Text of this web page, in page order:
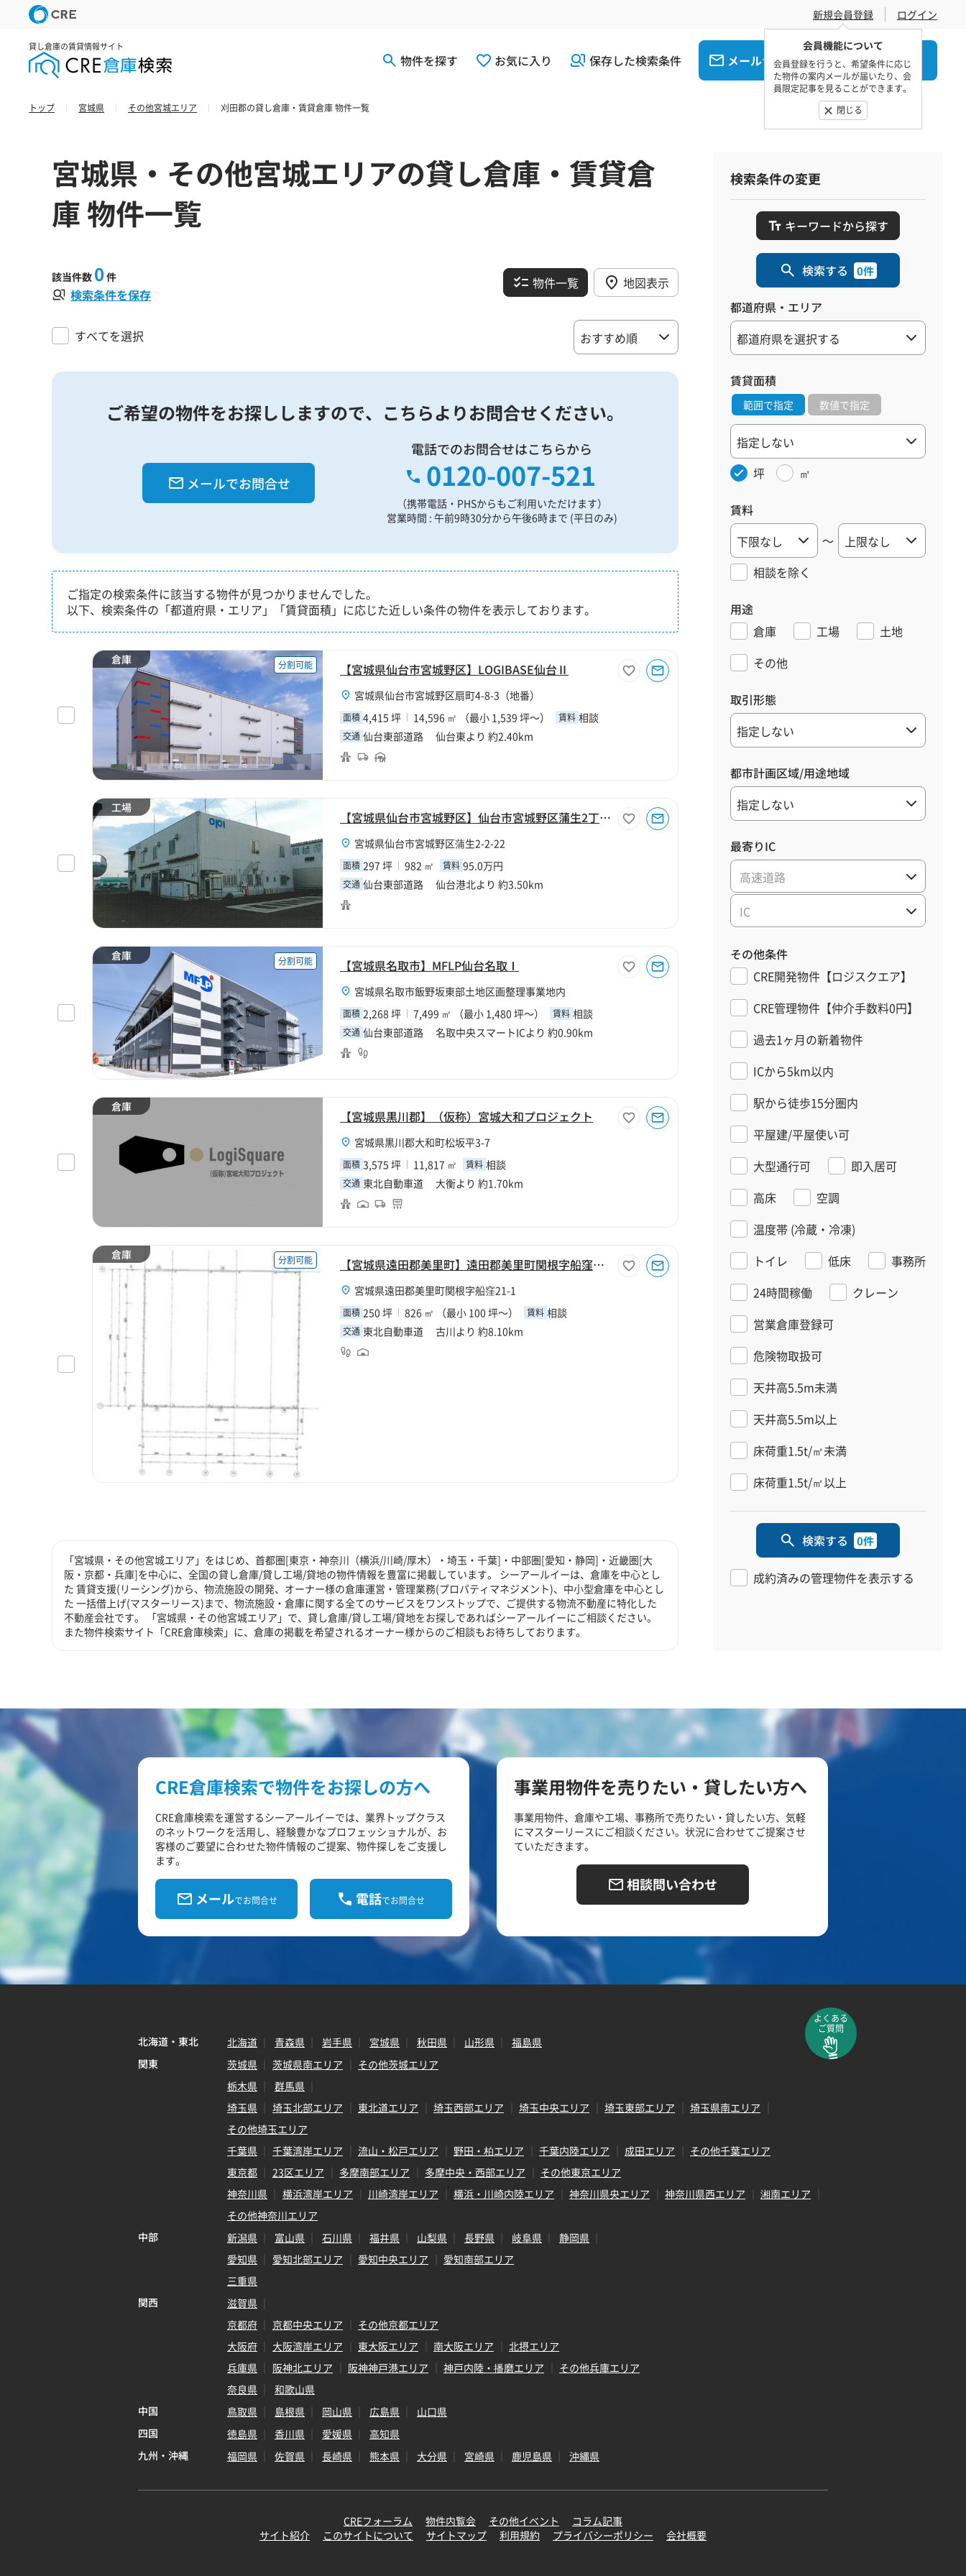
新規会員登録
会員機能について
会員登録を行うと、希望条件に応じ
た物件の案内メールが届いたり、会
員限定記事を見ることができます。
閉じる
ログイン
貸し倉庫の賃貸情報サイト
物件を探す お気に入り 保存した検索条件 メールでお問合せ 電話でお問合せ
トップ 宮城県 その他宮城エリア 刈田郡の貸し倉庫・賃貸倉庫 物件一覧
宮城県・その他宮城エリアの貸し倉庫・賃貸倉
庫 物件一覧
該当件数 0 件
検索条件を保存
物件一覧 地図表示
すべてを選択
ご希望の物件をお探ししますので、 こちらよりお問合せください。
メールでお問合せ
電話でのお問合せはこちらから
0120-007-521
（携帯電話・PHSからもご利用いただけます）
営業時間 : 午前9時30分から午後6時まで (平日のみ)
ご指定の検索条件に該当する物件が見つかりませんでした。
以下、検索条件の「都道府県・エリア」「賃貸面積」に応じた近しい条件の物件を表示しております。
倉庫 分割可能 【宮城県仙台市宮城野区】LOGIBASE仙台Ⅱ
宮城県仙台市宮城野区扇町4-8-3（地番）
面積 4,415 坪 14,596 ㎡ （最小 1,539 坪～） 賃料 相談
交通 仙台東部道路 仙台東より 約2.40km
工場
【宮城県仙台市宮城野区】仙台市宮城野区蒲生2丁目297坪工場
宮城県仙台市宮城野区蒲生2-2-22
面積 297 坪 982 ㎡ 賃料 95.0万円
交通 仙台東部道路 仙台港北より 約3.50km
倉庫 分割可能 【宮城県名取市】MFLP仙台名取Ⅰ
宮城県名取市飯野坂東部土地区画整理事業地内
面積 2,268 坪 7,499 ㎡ （最小 1,480 坪～） 賃料 相談
交通 仙台東部道路 名取中央スマートICより 約0.90km
倉庫
【宮城県黒川郡】（仮称）宮城大和プロジェクト
宮城県黒川郡大和町松坂平3-7
面積 3,575 坪 11,817 ㎡ 賃料 相談
交通 東北自動車道 大衡より 約1.70km
倉庫 分割可能 【宮城県遠田郡美里町】遠田郡美里町関根字船窪倉庫【寄託】
宮城県遠田郡美里町関根字船窪21-1
面積 250 坪 826 ㎡ （最小 100 坪～） 賃料 相談
交通 東北自動車道 古川より 約8.10km
「宮城県・その他宮城エリア」をはじめ、首都圏[東京・神奈川（横浜/川崎/厚木）・埼玉・千葉]・中部圏[愛知・静岡]・近畿圏[大
阪・京都・兵庫]を中心に、全国の貸し倉庫/貸し工場/貸地の物件情報を豊富に掲載しています。 シーアールイーは、倉庫を中心とし
た 賃貸支援(リーシング)から、物流施設の開発、オーナー様の倉庫運営・管理業務(プロパティマネジメント)、中小型倉庫を中心とし
た 一括借上げ(マスターリース)まで、物流施設・倉庫に関する全てのサービスをワンストップで、ご提供する物流不動産に特化した
不動産会社です。 「宮城県・その他宮城エリア」で、貸し倉庫/貸し工場/貸地をお探しであればシーアールイーにご相談ください。
また物件検索サイト「CRE倉庫検索」に、倉庫の掲載を希望されるオーナー様からのご相談もお待ちしております。
検索条件の変更
キーワードから探す
検索する 0件
都道府県・エリア
賃貸面積
範囲で指定 数値で指定
坪 ㎡
賃料
～
相談を除く
用途
倉庫
工場
土地
その他
取引形態
都市計画区域/用途地域
最寄りIC
高速道路
IC
その他条件
CRE開発物件【ロジスクエア】
CRE管理物件【仲介手数料0円】
過去1ヶ月の新着物件
ICから5km以内
駅から徒歩15分圏内
平屋建/平屋使い可
大型通行可
即入居可
高床
空調
温度帯 (冷蔵・冷凍)
トイレ
低床
事務所
24時間稼働
クレーン
営業倉庫登録可
危険物取扱可
天井高5.5m未満
天井高5.5m以上
床荷重1.5t/㎡未満
床荷重1.5t/㎡以上
検索する 0件
成約済みの管理物件を表示する
CRE倉庫検索で物件をお探しの方へ
CRE倉庫検索を運営するシーアールイーでは、業界トップクラス
のネットワークを活用し、経験豊かなプロフェッショナルが、お
客様のご要望に合わせた物件情報のご提案、物件探しをご支援し
ます。
メールでお問合せ 電話でお問合せ
事業用物件を売りたい・貸したい方へ
事業用物件、倉庫や工場、事務所で売りたい・貸したい方、気軽
にマスターリースにご相談ください。状況に合わせてご提案させ
ていただきます。
相談問い合わせ
よくある
ご質問
北海道・東北 北海道 青森県 岩手県 宮城県 秋田県 山形県
福島県
関東
茨城県 茨城県南エリア
その他茨城エリア
栃木県
群馬県
埼玉県
埼玉北部エリア 東北道エリア 埼玉西部エリア 埼玉中央エリア 埼玉東部エリア
埼玉県南エリア
その他埼玉エリア
千葉県
千葉湾岸エリア 流山・松戸エリア 野田・柏エリア 千葉内陸エリア 成田エリア
その他千葉エリア
東京都
23区エリア 多摩南部エリア 多摩中央・西部エリア
その他東京エリア
神奈川県
横浜湾岸エリア 川崎湾岸エリア 横浜・川崎内陸エリア 神奈川県央エリア 神奈川県西エリア
湘南エリア
その他神奈川エリア
中部
新潟県 富山県 石川県 福井県 山梨県 長野県 岐阜県
静岡県
愛知県
愛知北部エリア 愛知中央エリア
愛知南部エリア
三重県
関西
滋賀県
京都府
京都中央エリア
その他京都エリア
大阪府
大阪湾岸エリア 東大阪エリア 南大阪エリア
北摂エリア
兵庫県
阪神北エリア 阪神神戸港エリア 神戸内陸・播磨エリア
その他兵庫エリア
奈良県
和歌山県
中国
鳥取県 島根県 岡山県 広島県
山口県
四国
徳島県 香川県 愛媛県
高知県
九州・沖縄
福岡県 佐賀県 長崎県 熊本県 大分県 宮崎県 鹿児島県 沖縄県
CREフォーラム 物件内覧会 その他イベント
コラム記事
サイト紹介
このサイトについて サイトマップ 利用規約 プライバシーポリシー 会社概要